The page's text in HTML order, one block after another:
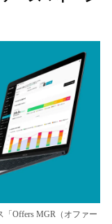
Offers MGR（オファー